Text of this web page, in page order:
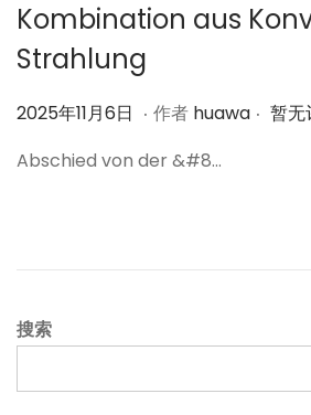
Kombination aus
Strahlung
作
2025年11月6日 2
2
日
. 作者 huawa . 暂无
Abschied von der &#8…
搜索